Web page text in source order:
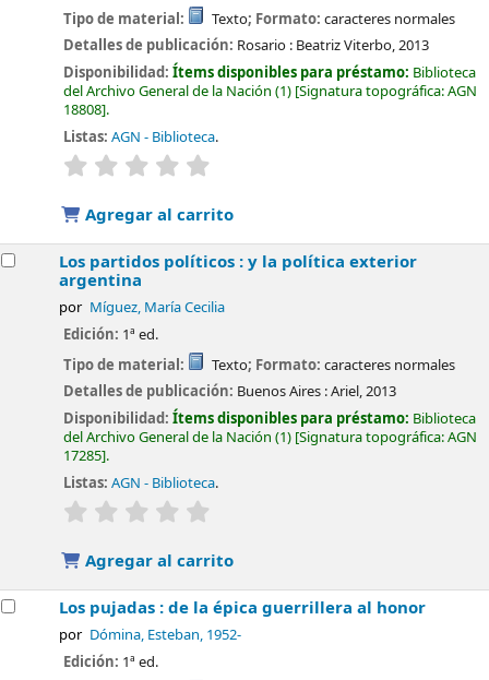
Tipo de material:
Texto; Formato: caracteres normales
Detalles de publicación: Rosario : Beatriz Viterbo,2013
Disponibilidad:Ítems disponibles para préstamo: Biblioteca
del Archivo General de la Nación (1) Signatura topográfica:AGN
18808 .
Listas: AGN - Biblioteca.
valoración
Agregar al carrito
Los partidos políticos : y la política exterior
argentina
por Míguez, María Cecilia
Edición: 1ª ed.
Tipo de material:
Texto; Formato: caracteres normales
Detalles de publicación: Buenos Aires :Ariel,2013
Disponibilidad:Ítems disponibles para préstamo: Biblioteca
del Archivo General de la Nación (1) Signatura topográfica:AGN
17285 .
Listas: AGN - Biblioteca.
valoración
Agregar al carrito
Los pujadas : de la épica guerrillera al honor
por Dómina, Esteban, 1952-
Edición: 1ª ed.